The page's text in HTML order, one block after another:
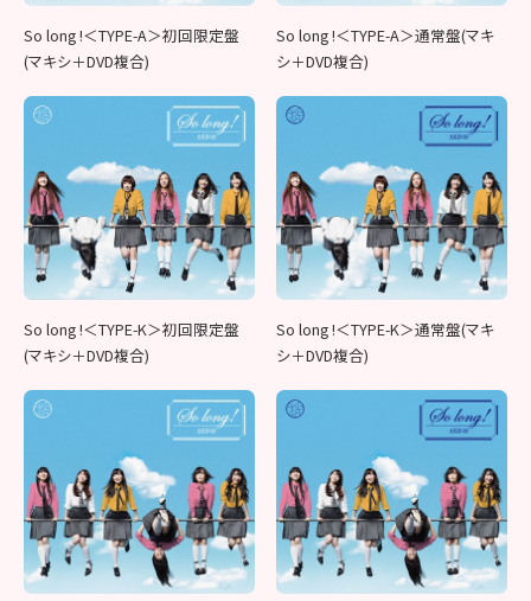
So long !＜TYPE-A＞初回限定盤
(マキシ＋DVD複合)
So long !＜TYPE-A＞通常盤(マキ
シ＋DVD複合)
So long !＜TYPE-K＞初回限定盤
(マキシ＋DVD複合)
So long !＜TYPE-K＞通常盤(マキ
シ＋DVD複合)